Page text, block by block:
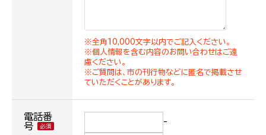
※全角10,000文字以内でご記入ください。
※個人情報を含む内容のお問い合わせはご遠
慮ください。
※ご質問は、市の刊行物などに匿名で掲載させ
ていただくことがあります。
電話番
号
-